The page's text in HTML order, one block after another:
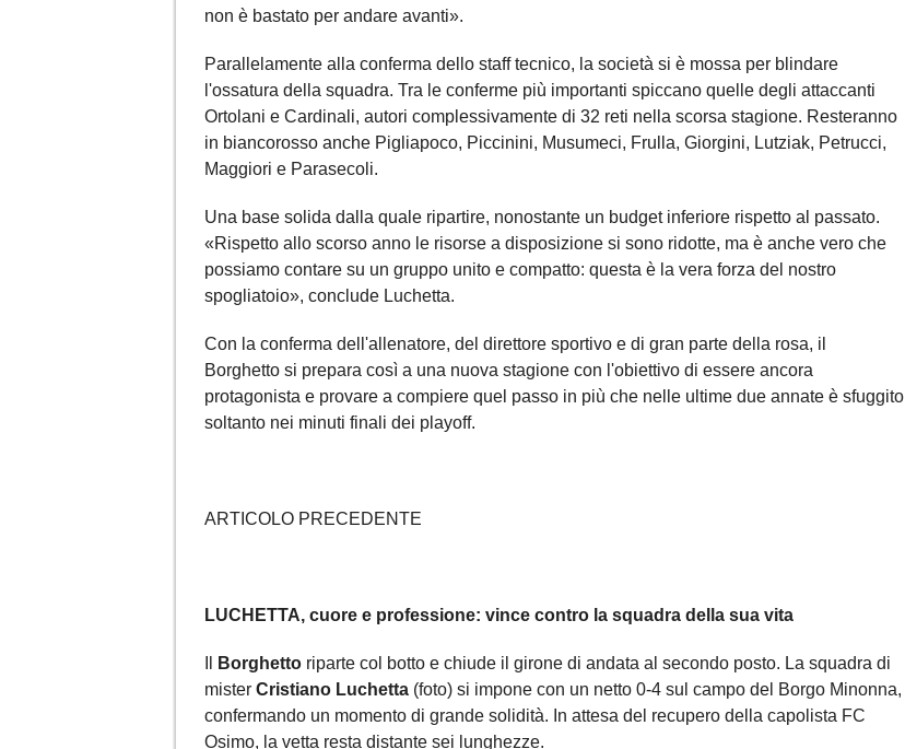
non è bastato per andare avanti».
Parallelamente alla conferma dello staff tecnico, la società si è mossa per blindare
l'ossatura della squadra. Tra le conferme più importanti spiccano quelle degli attaccanti
Ortolani e Cardinali, autori complessivamente di 32 reti nella scorsa stagione. Resteranno
in biancorosso anche Pigliapoco, Piccinini, Musumeci, Frulla, Giorgini, Lutziak, Petrucci,
Maggiori e Parasecoli.
Una base solida dalla quale ripartire, nonostante un budget inferiore rispetto al passato.
«Rispetto allo scorso anno le risorse a disposizione si sono ridotte, ma è anche vero che
possiamo contare su un gruppo unito e compatto: questa è la vera forza del nostro
spogliatoio», conclude Luchetta.
Con la conferma dell'allenatore, del direttore sportivo e di gran parte della rosa, il
Borghetto si prepara così a una nuova stagione con l'obiettivo di essere ancora
protagonista e provare a compiere quel passo in più che nelle ultime due annate è sfuggito
soltanto nei minuti finali dei playoff.
ARTICOLO PRECEDENTE
LUCHETTA, cuore e professione: vince contro la squadra della sua vita
Borghetto riparte col botto e chiude il girone di andata al secondo posto. La squadra di
mister Cristiano Luchetta (foto) si impone con un netto 0-4 sul campo del Borgo Minonna,
confermando un momento di grande solidità. In attesa del recupero della capolista FC
Osimo, la vetta resta distante sei lunghezze.